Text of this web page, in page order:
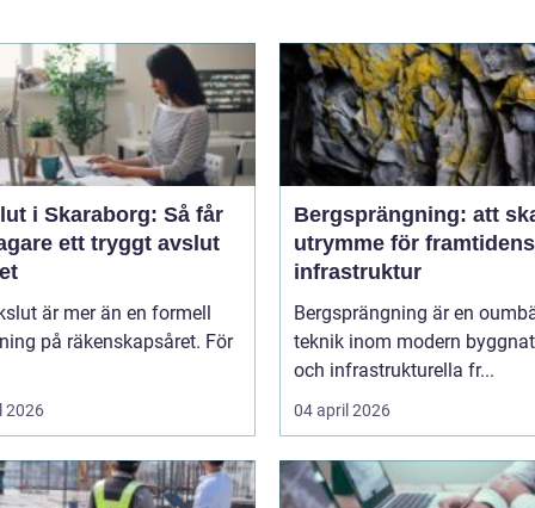
i Skaraborg: Så får
ett tryggt avslut
är mer än en formell
på räkenskapsåret. För
2026
Bergsprängning: att
utrymme för framtidens
infrastruktur
Bergsprängning är en
teknik inom modern
och infrastrukturella fr...
04 april 2026